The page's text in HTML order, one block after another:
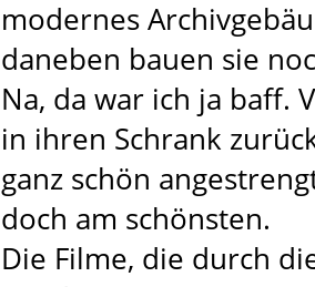
modernes
daneben bauen sie
Na, da war ich ja baff.
in ihren Schrank
ganz schön
doch am schönsten.
Die Filme, die durch